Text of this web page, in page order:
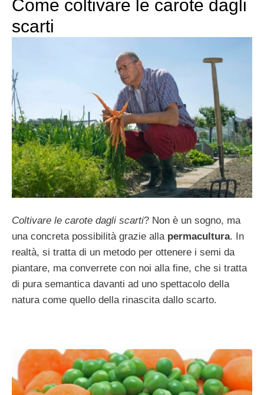
Come coltivare le carote dagli
scarti
Coltivare le carote dagli scarti? Non è un sogno, ma
una concreta possibilità grazie allapermacultura. In
realtà, si tratta di un metodo per ottenere i semi da
piantare, ma converrete con noi alla fine, che si tratta
di pura semantica davanti ad uno spettacolo della
natura come quello della rinascita dallo scarto.